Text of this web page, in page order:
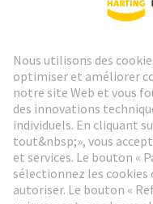
Aller à l'inscription
Social Media